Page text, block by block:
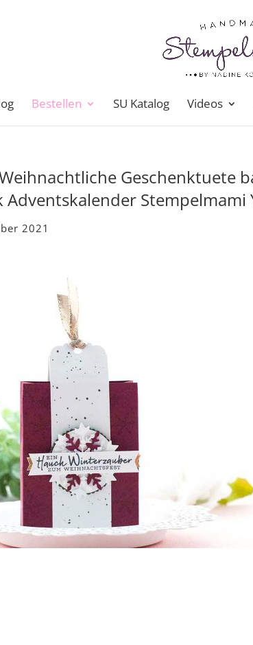
Bestellen SU Katalog Videos
Geschenktuete
Adventskalender Stempelmami
2021